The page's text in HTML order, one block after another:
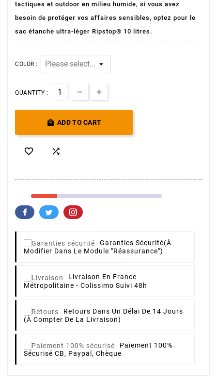
(1 avis)
tactiques et outdoor en milieu humide, si vous avez
besoin de protéger vos affaires sensibles, optez pour le
sac étanche ultra-léger Ripstop® 10 litres.
COLOR :
QUANTITY :
 ADD TO CART
 
Garanties Sécurité(à
Modifier Dans Le Module "Réassurance")
Livraison En France
Métropolitaine - Colissimo Suivi 48h
Retours Dans Un Délai De 14 Jours
(à Compter De La Livraison)
Paiement 100%
Sécurisé CB, Paypal, Chèque